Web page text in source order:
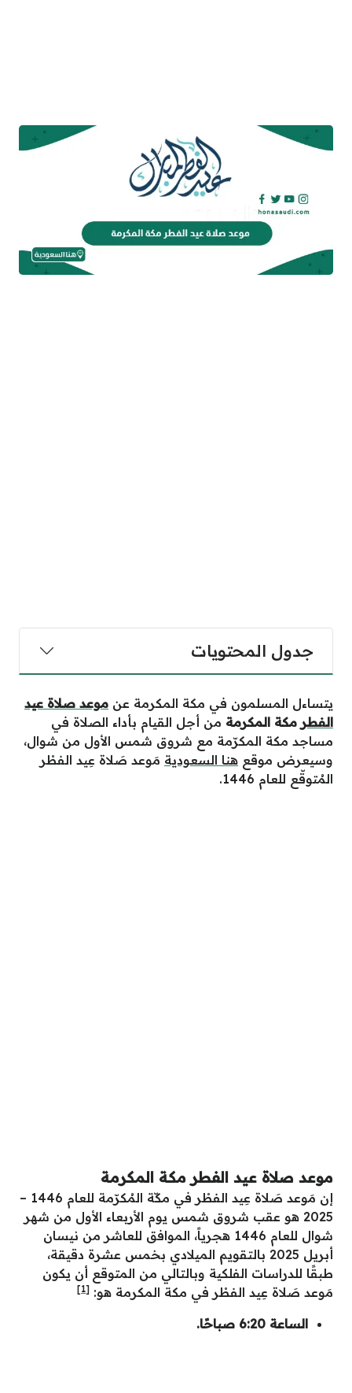
جدول المحتويات
يتساءل المسلمون في مكة المكرمة عن موعد صلاة عيد
الفطر مكة المكرمة من أجل القيام بأداء الصلاة في
مساجد مكة المكرّمة مع شروق شمس الأول من شوال،
وسيعرض موقع هنا السعودية مَوعد صَلاة عِيد الفطْر
المُتوقّع للعام 1446.
موعد صلاة عيد الفطر مكة المكرمة
إن مَوعد صَلاة عِيد الفطْر في مكّة المُكرّمة للعام 1446 –
2025 هو عقب شروق شمس يوم الأربعاء الأول من شهر
شوال للعام 1446 هجرياً، الموافق للعاشر من نيسان
أبريل 2025 بالتقويم الميلادي بخمس عشرة دقيقة،
طبقًا للدراسات الفلكية وبالتالي من المتوقع أن يكون
مَوعد صَلاة عِيد الفطْر في مكة المكرمة هو: [1]
الساعة 6:20 صباحًا .